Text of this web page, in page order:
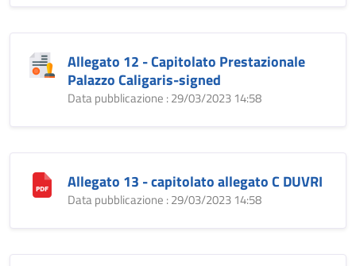
Allegato 12 - Capitolato Prestazionale
Palazzo Caligaris-signed
Data pubblicazione : 29/03/2023 14:58
Allegato 13 - capitolato allegato C DUVRI
Data pubblicazione : 29/03/2023 14:58